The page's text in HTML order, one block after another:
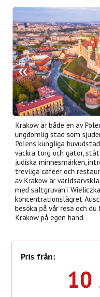
Krakow är både en av
ungdomlig stad som
Polens kungliga
vackra torg och gator,
judiska minnesmärken,
trevliga caféer och
av Krakow är
med saltgruvan i
koncentrationslägret
besöka på vår resa och
Krakow på egen hand.
Pris från:
10